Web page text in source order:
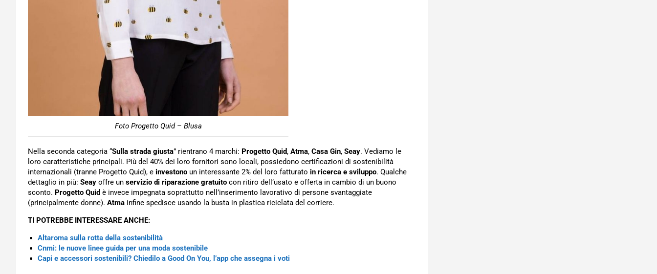
Foto Progetto Quid – Blusa
Nella seconda categoria “Sulla strada giusta” rientrano 4 marchi: Progetto Quid, Atma, Casa Gin, Seay. Vediamo le
loro caratteristiche principali. Più del 40% dei loro fornitori sono locali, possiedono certificazioni di sostenibilità
internazionali (tranne Progetto Quid), e investono un interessante 2% del loro fatturato in ricerca e sviluppo. Qualche
dettaglio in più: Seay offre un servizio di riparazione gratuito con ritiro dell’usato e offerta in cambio di un buono
sconto. Progetto Quid è invece impegnata soprattutto nell’inserimento lavorativo di persone svantaggiate
(principalmente donne). Atma infine spedisce usando la busta in plastica riciclata del corriere.
TI POTREBBE INTERESSARE ANCHE:
Altaroma sulla rotta della sostenibilità
Cnmi: le nuove linee guida per una moda sostenibile
Capi e accessori sostenibili? Chiedilo a Good On You, l’app che assegna i voti